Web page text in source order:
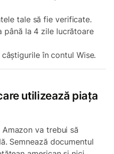
tale să fie verificate.
până la 4 zile lucrătoare
în contul Wise.
utilizează piața
va trebui să
Semnează documentul